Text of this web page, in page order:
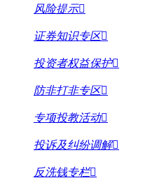
风险提示
证券知识专区
投资者权益保护
防非打非专区
专项投教活动
投诉及纠纷调解
反洗钱专栏